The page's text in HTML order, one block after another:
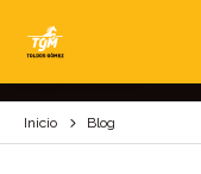
BLOG
Inicio Blog